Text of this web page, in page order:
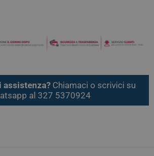
assistenza? Chiamaci o scrivici su
al 327 5370924